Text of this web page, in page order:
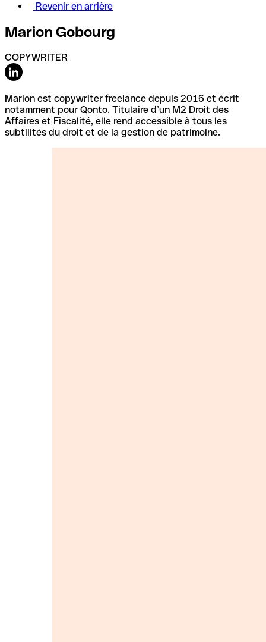
Revenir en arrière
Marion Gobourg
COPYWRITER
Marion est copywriter freelance depuis 2016 et écrit
notamment pour Qonto. Titulaire d’un M2 Droit des
Affaires et Fiscalité, elle rend accessible à tous les
subtilités du droit et de la gestion de patrimoine.